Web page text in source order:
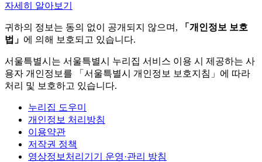
자세히 알아보기
귀하의 정보는 동의 없이 공개되지 않으며,
「개인정보 보호
법」 에 의해 보호되고 있습니다.
서울특별시는 서울특별시 누리집 서비스 이용 시 제공하는 사
용자 개인정보를 「서울특별시 개인정보 보호지침」에 따라
처리 및 보호하고 있습니다.
누리집 도우미
개인정보 처리방침
이용약관
저작권 정책
영상정보처리기기 운영·관리 방침